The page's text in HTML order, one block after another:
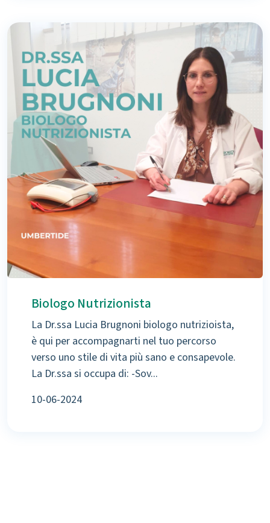
Biologo Nutrizionista
La Dr.ssa Lucia Brugnoni biologo nutrizioista,
è qui per accompagnarti nel tuo percorso
verso uno stile di vita più sano e consapevole.
La Dr.ssa si occupa di: -Sov...
10-06-2024